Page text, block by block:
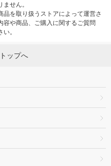
せん。
を取り扱うストアによって運営さ
容や商品、ご購入に関するご質問
。
ップへ